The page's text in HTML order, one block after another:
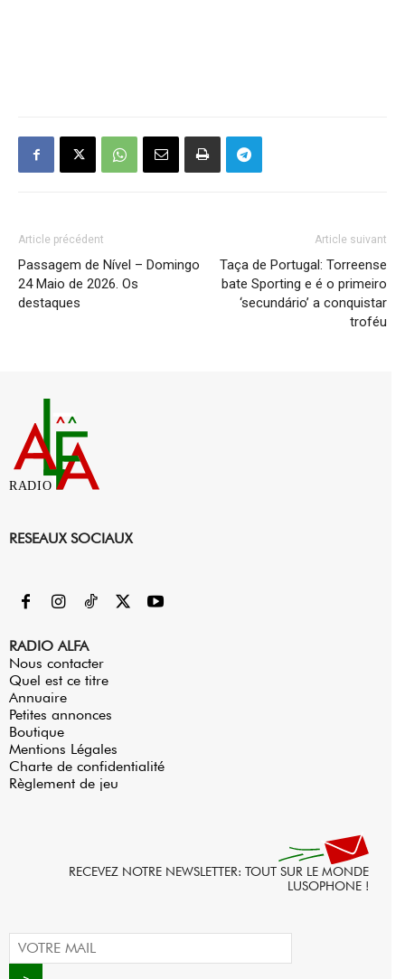
Article précédent
Passagem de Nível – Domingo
24 Maio de 2026. Os
destaques
Article suivant
Taça de Portugal: Torreense
bate Sporting e é o primeiro
‘secundário’ a conquistar
troféu
RADIO
RESEAUX SOCIAUX
RADIO ALFA
Nous contacter
Quel est ce titre
Annuaire
Petites annonces
Boutique
Mentions Légales
Charte de confidentialité
Règlement de jeu
RECEVEZ NOTRE NEWSLETTER: TOUT SUR LE MONDE
LUSOPHONE !